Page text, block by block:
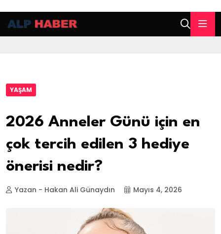
YAŞAM
2026 Anneler Günü için en
çok tercih edilen 3 hediye
önerisi nedir?
Yazan - Hakan Ali Günaydın Mayıs 4, 2026